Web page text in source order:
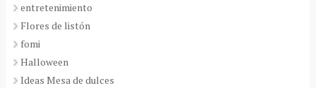
entretenimiento
Flores de listón
fomi
Halloween
Ideas Mesa de dulces